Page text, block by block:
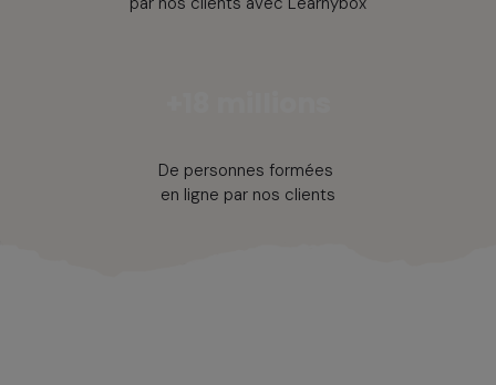
De personnes formées
en ligne par nos clients